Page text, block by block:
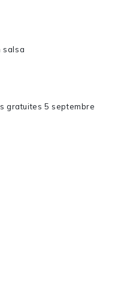
salsa
gratuites 5 septembre